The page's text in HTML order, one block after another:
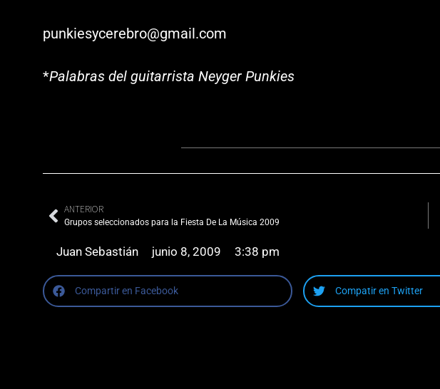
punkiesycerebro@gmail.com
*Palabras del guitarrista Neyger Punkies
ANTERIOR
Grupos seleccionados para la Fiesta De La Música 2009
Juan Sebastián junio 8, 2009 3:38 pm
Compartir en Facebook Compatir en Twitter